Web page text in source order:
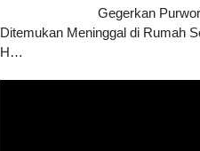
Gegerkan
Ditemukan Meninggal di Rumah
H…